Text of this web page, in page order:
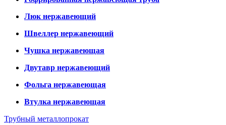
Люк нержавеющий
Швеллер нержавеющий
Чушка нержавеющая
Двутавр нержавеющий
Фольга нержавеющая
Втулка нержавеющая
Трубный металлопрокат